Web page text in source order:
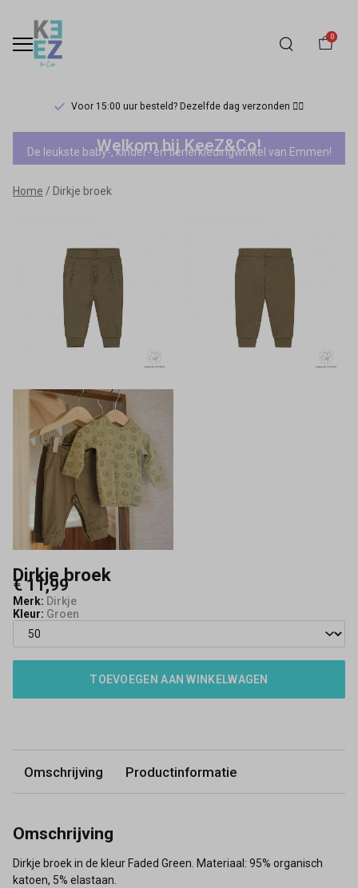
0
Voor 15:00 uur besteld? Dezelfde dag verzonden 🏃‍♀️
Dirkje
broek
Keez&Co
Welkom bij KeeZ&Co!
De leukste baby-, kinder- en tienerkledingwinkel van Emmen!
Home Dirkje broek
Dirkje broek
€ 11,99
Merk: Dirkje
Kleur: Groen
TOEVOEGEN AAN WINKELWAGEN
Omschrijving Productinformatie
Omschrijving
Dirkje broek in de kleur Faded Green. Materiaal: 95% organisch
katoen, 5% elastaan.